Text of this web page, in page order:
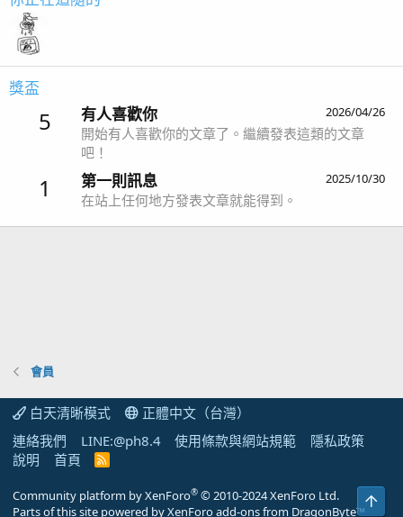
獎盃
5 2026/04/26
有人喜歡你
開始有人喜歡你的文章了。繼續發表這類的文章
吧！
1 2025/10/30
第一則訊息
在站上任何地方發表文章就能得到。
會員
白天清晰模式
正體中文（台灣）
連絡我們
LINE:@ph8.4 使用條款與網站規範
隱私政策
說明
首頁
R
Community platform by XenForo® © 2010-2024 XenForo Ltd.
Parts of this site powered byXenForo add-ons from DragonByte™
上方